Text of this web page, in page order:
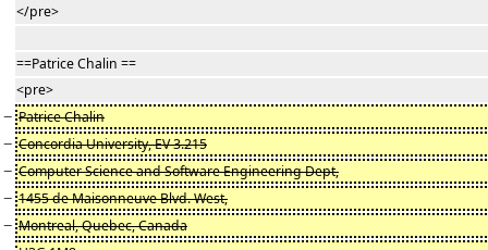
</pre>
==Patrice Chalin ==
<pre>
− Patrice Chalin
− Concordia University, EV 3.215
− Computer Science and Software Engineering Dept,
− 1455 de Maisonneuve Blvd. West,
− Montreal, Quebec, Canada